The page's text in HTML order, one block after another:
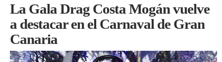
La Gala Drag Costa Mogán vuelve
a destacar en el Carnaval de Gran
Canaria